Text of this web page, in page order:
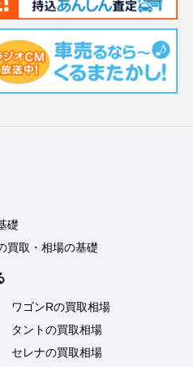
礎
買取・相場の基礎
ワゴンRの買取相場
タントの買取相場
セレナの買取相場